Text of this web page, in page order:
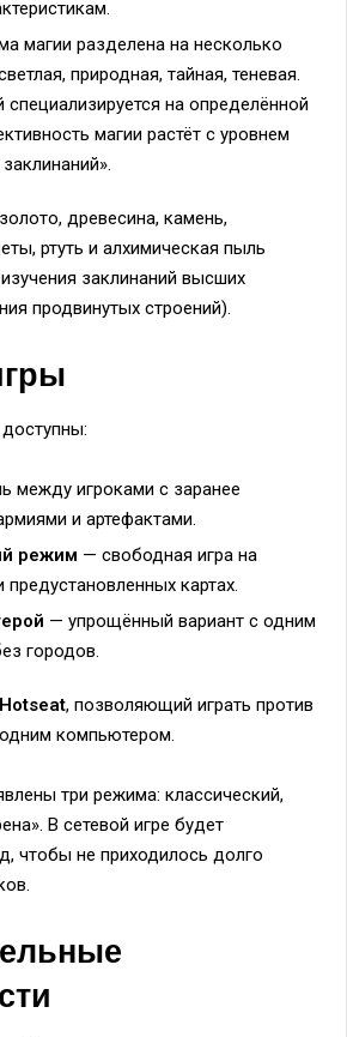
магии разделена на несколько
природная, тайная, теневая.
на определённой
магии растёт с уровнем
древесина, камень,
ртуть и алхимическая пыль
заклинаний высших
продвинутых строений).
между игроками с заранее
и артефактами.
режим — свободная игра на
предустановленных картах.
— упрощённый вариант с одним
городов.
Hotseat, позволяющий играть против
компьютером.
три режима: классический,
В сетевой игре будет
чтобы не приходилось долго